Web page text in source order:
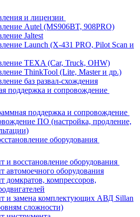
и лицензии
Autel (MS906BT, 908PRO)
Jaltest
Launch (X-431 PRO, Pilot Scan и
TEXA (Car, Truck, OHW)
ThinkTool (Lite, Master и др.)
баз развал-схождения
поддержка и сопровождение
поддержка и сопровождение
ПО (настройка, продление,
оборудования
и восстановление оборудования
автомоечного оборудования
домкратов, компрессоров,
и замена комплектующих АВД Sillan
сложности)